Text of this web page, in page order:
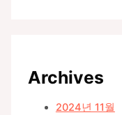
Archives
2024년 11월